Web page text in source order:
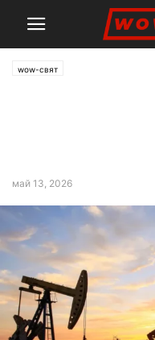
wow-свят
май 13, 2026